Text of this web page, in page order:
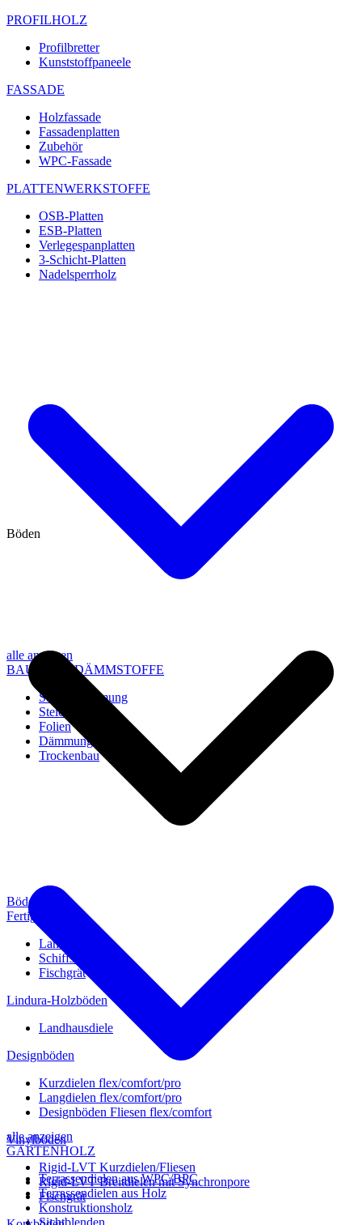
PROFILHOLZ
Profilbretter
Kunststoffpaneele
FASSADE
Holzfassade
Fassadenplatten
Zubehör
WPC-Fassade
PLATTENWERKSTOFFE
OSB-Platten
ESB-Platten
Verlegespanplatten
3-Schicht-Platten
Nadelsperrholz
alle anzeigen
BAU- UND DÄMMSTOFFE
Steico Dämmung
Steico Zubehör
Folien
Dämmung
Trockenbau
alle anzeigen
GARTENHOLZ
Terrassendielen aus WPC/BPC
Terrassendielen aus Holz
Konstruktionsholz
Sichtblenden
Böden
Böden
Fertigparkett
Landhausdiele
Schiffsboden
Fischgrät
Lindura-Holzböden
Landhausdiele
Designböden
Kurzdielen flex/comfort/pro
Langdielen flex/comfort/pro
Designböden Fliesen flex/comfort
Vinylböden
Rigid-LVT Kurzdielen/Fliesen
Rigid-LVT Breitdielen mit Synchronpore
Fischgrät